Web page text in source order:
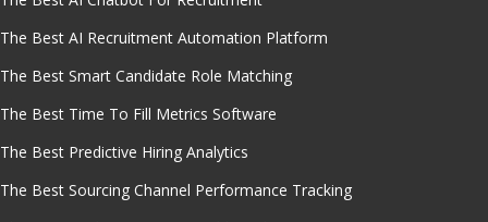
The Best AI Recruitment Automation Platform
The Best Smart Candidate Role Matching
The Best Time To Fill Metrics Software
The Best Predictive Hiring Analytics
The Best Sourcing Channel Performance Tracking